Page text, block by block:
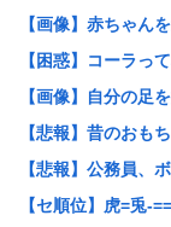
【画像】赤ちゃん
【困惑】コーラっ
【画像】自分の足
【悲報】昔のおも
【悲報】公務員、
【セ順位】虎=兎-